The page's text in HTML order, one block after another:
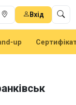
Вхід
up